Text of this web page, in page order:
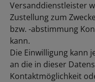
Versanddienstleister
Zustellung zum
bzw. -abstimmung
kann.
Die Einwilligung kann
an die in dieser
Kontaktmöglichkeit